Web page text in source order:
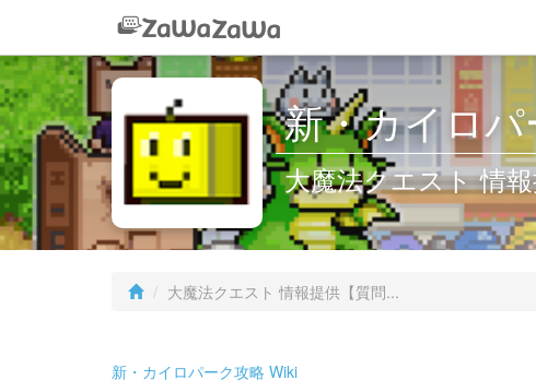
新・カイロ
大魔法クエスト 情
大魔法クエスト 情報提供【質問...
新・カイロパーク攻略 Wiki